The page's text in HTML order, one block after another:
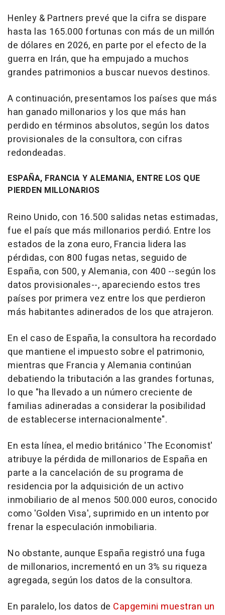
Henley & Partners prevé que la cifra se dispare
hasta las 165.000 fortunas con más de un millón
de dólares en 2026, en parte por el efecto de la
guerra en Irán, que ha empujado a muchos
grandes patrimonios a buscar nuevos destinos.
A continuación, presentamos los países que más
han ganado millonarios y los que más han
perdido en términos absolutos, según los datos
provisionales de la consultora, con cifras
redondeadas.
ESPAÑA, FRANCIA Y ALEMANIA, ENTRE LOS QUE
PIERDEN MILLONARIOS
Reino Unido, con 16.500 salidas netas estimadas,
fue el país que más millonarios perdió. Entre los
estados de la zona euro, Francia lidera las
pérdidas, con 800 fugas netas, seguido de
España, con 500, y Alemania, con 400 --según los
datos provisionales--, apareciendo estos tres
países por primera vez entre los que perdieron
más habitantes adinerados de los que atrajeron.
En el caso de España, la consultora ha recordado
que mantiene el impuesto sobre el patrimonio,
mientras que Francia y Alemania continúan
debatiendo la tributación a las grandes fortunas,
lo que "ha llevado a un número creciente de
familias adineradas a considerar la posibilidad
de establecerse internacionalmente".
En esta línea, el medio británico 'The Economist'
atribuye la pérdida de millonarios de España en
parte a la cancelación de su programa de
residencia por la adquisición de un activo
inmobiliario de al menos 500.000 euros, conocido
como 'Golden Visa', suprimido en un intento por
frenar la especulación inmobiliaria.
No obstante, aunque España registró una fuga
de millonarios, incrementó en un 3% su riqueza
agregada, según los datos de la consultora.
En paralelo, los datos de Capgemini muestran un